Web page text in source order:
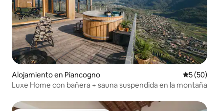
Alojamiento en Piancogno
5 (50)
Luxe Home con bañera + sauna suspendida en la montaña